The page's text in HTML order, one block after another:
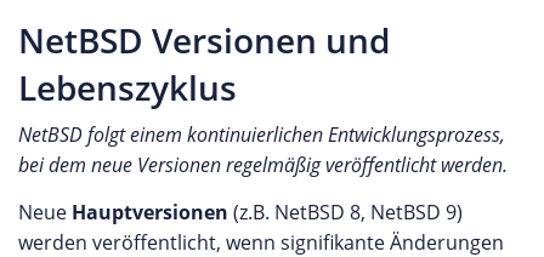
NetBSD Versionen und
Lebenszyklus
NetBSD folgt einem kontinuierlichen Entwicklungsprozess,
bei dem neue Versionen regelmäßig veröffentlicht werden.
Neue Hauptversionen (z.B. NetBSD 8, NetBSD 9)
werden veröffentlicht, wenn signifikante Änderungen